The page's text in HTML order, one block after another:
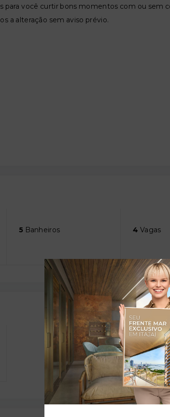
para você curtir bons momentos com ou sem
a alteração sem aviso prévio.
5 Banheiros 4 Vagas